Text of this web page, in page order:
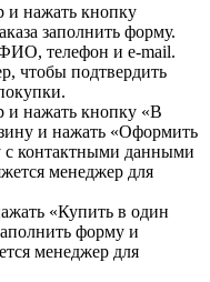
и нажать кнопку
заполнить форму.
телефон и e-mail.
чтобы подтвердить
и нажать кнопку «В
и нажать «Оформить
с контактными данными
менеджер для
«Купить в один
форму и
менеджер для